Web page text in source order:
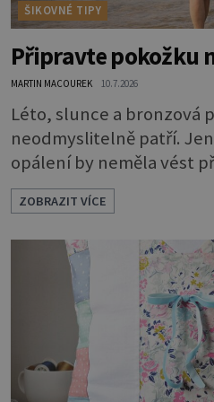
ŠIKOVNÉ TIPY
Připravte pokožku
MARTIN MACOUREK 10.7.2026
Léto, slunce a bronzová
neodmyslitelně patří.
opálení by neměla vést
loupající se kůže. Spálená
známkou „základu“ pro
nadměrné UV záření.
pokožka těla vypadaly
vydrželo co nejdéle,
už několik týdnů před
ZOBRAZIT VÍCE